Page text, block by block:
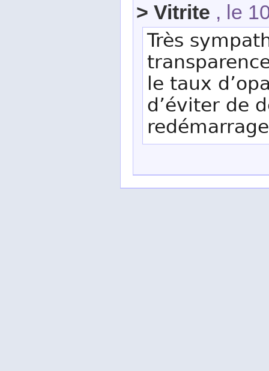
> Vitrite , le
Très
le taux
d’éviter de